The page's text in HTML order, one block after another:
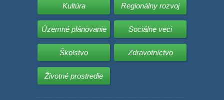
Kultúra Regionálny rozvoj
Územné plánovanie Sociálne veci
Školstvo Zdravotníctvo
Životné prostredie